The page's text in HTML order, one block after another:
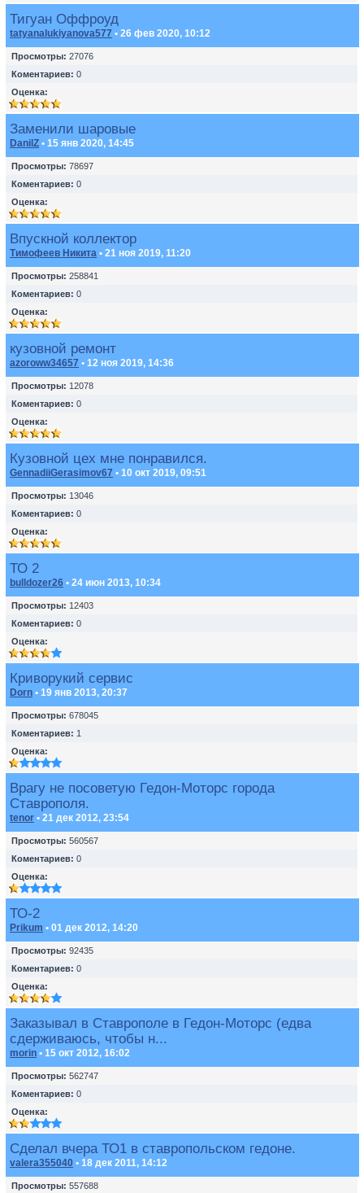
Тигуан Оффроуд
tatyanalukiyanova577 • 26 фев 2020, 10:12
Просмотры: 27076
Коментариев: 0
Оценка:
Заменили шаровые
DanilZ • 15 янв 2020, 14:45
Просмотры: 78697
Коментариев: 0
Оценка:
Впускной коллектор
Тимофеев Никита • 21 ноя 2019, 11:20
Просмотры: 258841
Коментариев: 0
Оценка:
кузовной ремонт
azoroww34657 • 12 ноя 2019, 14:36
Просмотры: 12078
Коментариев: 0
Оценка:
Кузовной цех мне понравился.
GennadiiGerasimov67 • 10 окт 2019, 09:51
Просмотры: 13046
Коментариев: 0
Оценка:
ТО 2
bulldozer26 • 24 июн 2013, 10:34
Просмотры: 12403
Коментариев: 0
Оценка:
Криворукий сервис
Dorn • 19 янв 2013, 20:37
Просмотры: 678045
Коментариев: 1
Оценка:
Врагу не посоветую Гедон-Моторс города
Ставрополя.
tenor • 21 дек 2012, 23:54
Просмотры: 560567
Коментариев: 0
Оценка:
ТО-2
Prikum • 01 дек 2012, 14:20
Просмотры: 92435
Коментариев: 0
Оценка:
Заказывал в Ставрополе в Гедон-Моторс (едва
сдерживаюсь, чтобы н...
morin • 15 окт 2012, 16:02
Просмотры: 562747
Коментариев: 0
Оценка:
Сделал вчера ТО1 в ставропольском гедоне.
valera355040 • 18 дек 2011, 14:12
Просмотры: 557688